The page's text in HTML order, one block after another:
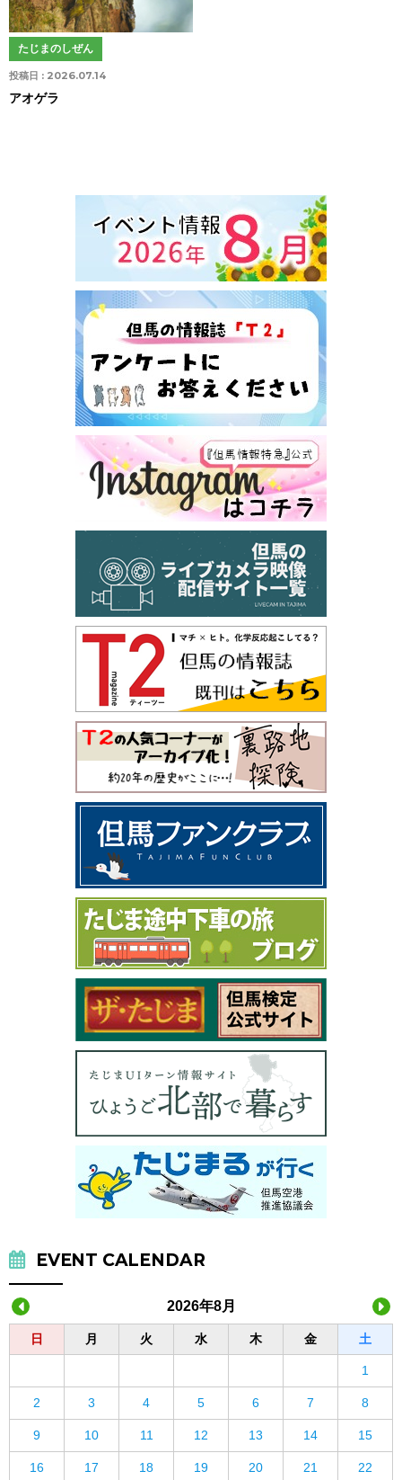
投稿日 : 2026.07.14
たじまのしぜん
アオゲラ
EVENT CALENDAR
2026年8月
日 月 火 水 木 金 土
1
2 3 4 5 6 7 8
9 10 11 12 13 14 15
16 17 18 19 20 21 22